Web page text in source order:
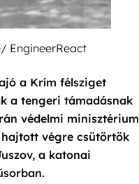
EngineerReact
a Krím félsziget
a tengeri támadásnak
védelmi minisztérium
végre csütörtök
a katonai